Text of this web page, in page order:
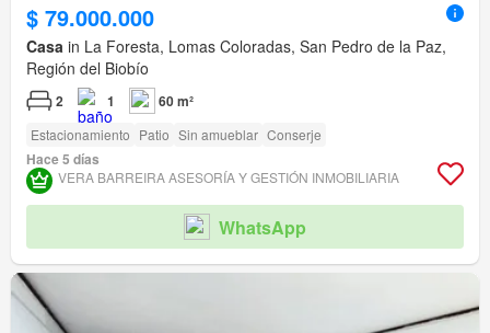
$ 79.000.000
Casa in La Foresta, Lomas Coloradas, San Pedro de la Paz,
Región del Biobío
2 1 60 m²
Estacionamiento Patio Sin amueblar Conserje
Hace 5 días
VERA BARREIRA ASESORÍA Y GESTIÓN INMOBILIARIA
WhatsApp